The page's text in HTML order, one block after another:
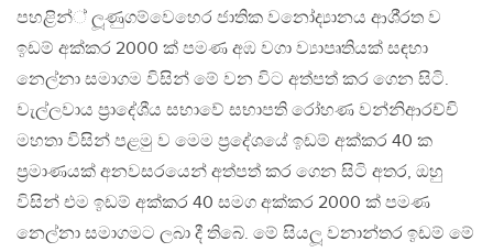
පහළින්් ලූණුගම්වෙහෙර ජාතික වනෝද්‍යානය ආශි‍්‍රත ව
ඉඩම් අක්කර 2000 ක් පමණ අඹ වගා ව්‍යාපෘතියක් සඳහා
නෙල්නා සමාගම විසින් මේ වන විට අත්පත් කර ගෙන සිටි.
වැල්ලවාය ප‍්‍රාදේශීය සභාවේ සභාපති රෝහණ වන්නිආරච්චි
මහතා විසින් පළමු ව මෙම ප‍්‍රදේශයේ ඉඩම් අක්කර 40 ක
ප‍්‍රමාණයක් අනවසරයෙන් අත්පත් කර ගෙන සිටි අතර, ඔහු
විසින් එම ඉඩම් අක්කර 40 සමග අක්කර 2000 ක් පමණ
නෙල්නා සමාගමට ලබා දී තිබේ. මේ සියලූ වනාන්තර ඉඩම් මේ